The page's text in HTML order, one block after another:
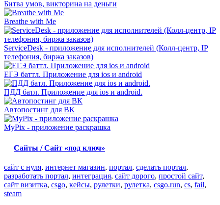
Битва умов, викторина на деньги
Breathe with Me
ServiceDesk - приложение для исполнителей (Колл-центр, IP
телефония, биржа заказов)
ЕГЭ баттл. Приложение для ios и android
ПДД батл. Приложение для ios и android.
Автопостинг для ВК
MyPix - приложение раскрашка
Сайты / Сайт «под ключ»
сайт с нуля, интернет магазин, портал, сделать портал,
разработать портал, интеграция, сайт дорого, простой сайт,
сайт визитка, csgo, кейсы, рулетки, рулетка, csgo.run, cs, fail,
steam